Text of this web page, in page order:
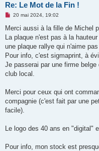
Re: Le Mot de la Fin !
M
s
a
g
n
o
l
20 mai 2024, 19:02
Merci aussi à la fille de Michel
La plaque n'est pas à la
une plaque rallye qui n'aime
Pour info, c'est sigmaprint, à
Je passerai par une firme
club local.
Merci pour ceux qui ont
compagnie (c'est fait par une
facile).
Le logo des 40 ans en "digital"
Pour info, mon stock est